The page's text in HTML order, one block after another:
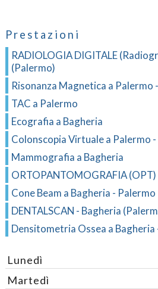
Prestazioni
RADIOLOGIA DIGITALE
(Palermo)
Risonanza Magnetica a Palermo
TAC a Palermo
Ecografia a Bagheria
Colonscopia Virtuale a Palermo
Mammografia a Bagheria
ORTOPANTOMOGRAFIA
Cone Beam a Bagheria - Palermo
DENTALSCAN - Bagheria
Densitometria Ossea a Bagheria
Lunedì
Martedì